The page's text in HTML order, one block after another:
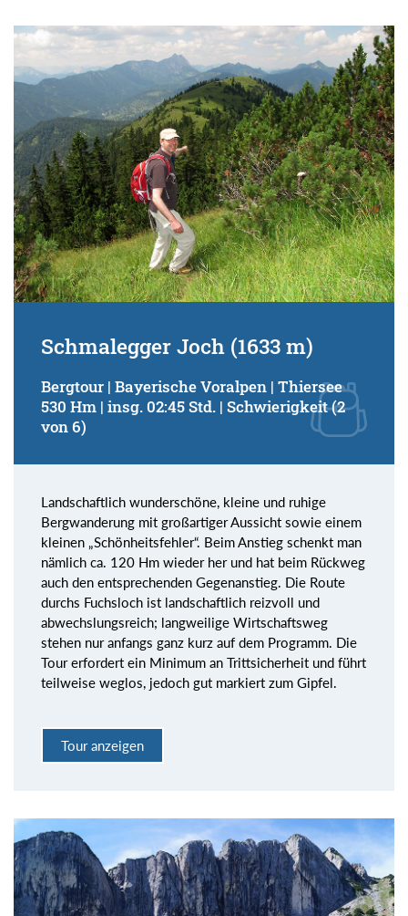
Schmalegger Joch (1633 m)
Bergtour | Bayerische Voralpen | Thiersee
530 Hm | insg. 02:45 Std. | Schwierigkeit (2
von 6)
Landschaftlich wunderschöne, kleine und ruhige
Bergwanderung mit großartiger Aussicht sowie einem
kleinen „Schönheitsfehler“. Beim Anstieg schenkt man
nämlich ca. 120 Hm wieder her und hat beim Rückweg
auch den entsprechenden Gegenanstieg. Die Route
durchs Fuchsloch ist landschaftlich reizvoll und
abwechslungsreich; langweilige Wirtschaftsweg
stehen nur anfangs ganz kurz auf dem Programm. Die
Tour erfordert ein Minimum an Trittsicherheit und führt
teilweise weglos, jedoch gut markiert zum Gipfel.
Tour anzeigen